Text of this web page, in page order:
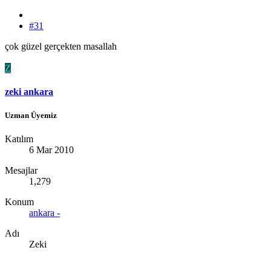
#31
çok güzel gerçekten masallah
Z
zeki ankara
Uzman Üyemiz
Katılım
6 Mar 2010
Mesajlar
1,279
Konum
ankara -
Adı
Zeki